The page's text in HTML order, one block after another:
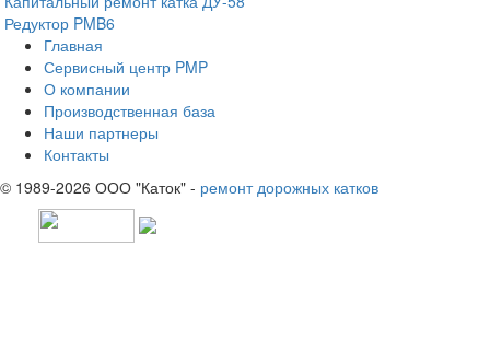
Редуктор PMB6
Главная
Сервисный центр PMP
О компании
Производственная база
Наши партнеры
Контакты
© 1989-2026 ООО "Каток" - ремонт дорожных катков